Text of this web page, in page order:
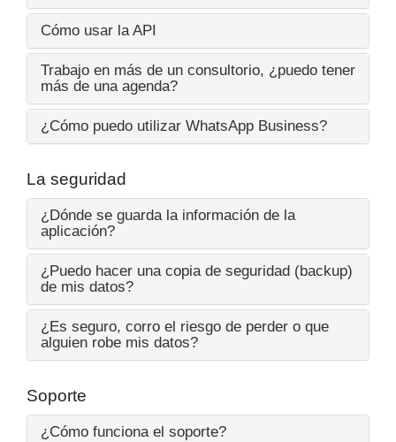
Cómo usar la API
Trabajo en más de un consultorio, ¿puedo tener
más de una agenda?
¿Cómo puedo utilizar WhatsApp Business?
La seguridad
¿Dónde se guarda la información de la
aplicación?
¿Puedo hacer una copia de seguridad (backup)
de mis datos?
¿Es seguro, corro el riesgo de perder o que
alguien robe mis datos?
Soporte
¿Cómo funciona el soporte?